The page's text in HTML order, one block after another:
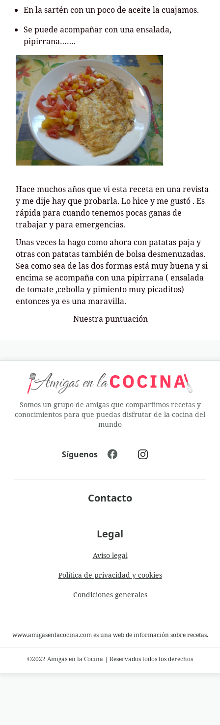
En la sartén con un poco de aceite la cuajamos.
Se puede acompañar con una ensalada,
pipirrana…….
Hace muchos años que vi esta receta en una revista
y me dije hay que probarla. Lo hice y me gustó . Es
rápida para cuando tenemos pocas ganas de
trabajar y para emergencias.
Unas veces la hago como ahora con patatas paja y
otras con patatas también de bolsa desmenuzadas.
Sea como sea de las dos formas está muy buena y si
encima se acompaña con una pipirrana ( ensalada
de tomate ,cebolla y pimiento muy picaditos)
entonces ya es una maravilla.
Nuestra puntuación
Somos un grupo de amigas que compartimos recetas y
conocimientos para que puedas disfrutar de la cocina del
mundo
Legal
Aviso legal
Política de privacidad y cookies
Condiciones generales
Contacto
Síguenos
www.amigasenlacocina.com es una web de información sobre recetas.
©2022 Amigas en la Cocina | Reservados todos los derechos